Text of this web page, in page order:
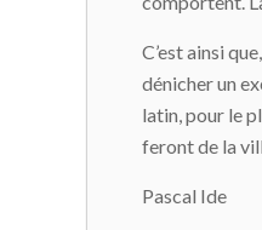
C’est ainsi
dénicher un
latin, pour le
feront de la
Pascal Ide